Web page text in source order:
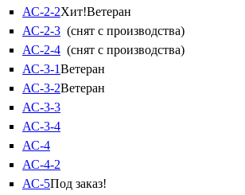
АС-2-2Хит!Ветеран
АС-2-3 (снят с производства)
АС-2-4 (снят с производства)
АС-3-1Ветеран
АС-3-2Ветеран
АС-3-3
АС-3-4
АС-4
АС-4-2
АС-5Под заказ!